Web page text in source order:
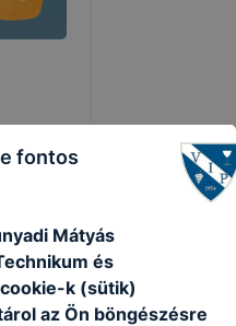
idejefontos
Mátyás
és
k (sütik)
az Ön böngészésre